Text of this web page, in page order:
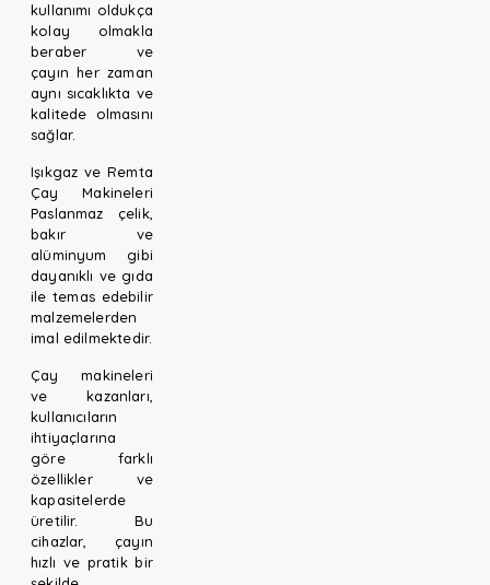
kullanımı oldukça
kolay olmakla
beraber ve
çayın her zaman
aynı sıcaklıkta ve
kalitede olmasını
sağlar.
Işıkgaz ve Remta
Çay Makineleri
Paslanmaz çelik,
bakır ve
alüminyum gibi
dayanıklı ve gıda
ile temas edebilir
malzemelerden
imal edilmektedir.
Çay makineleri
ve kazanları,
kullanıcıların
ihtiyaçlarına
göre farklı
özellikler ve
kapasitelerde
üretilir. Bu
cihazlar, çayın
hızlı ve pratik bir